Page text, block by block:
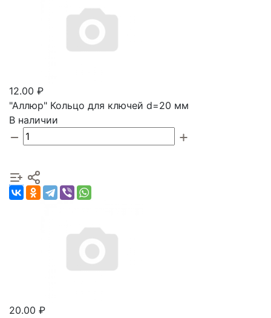
12.00 ₽
"Аллюр" Кольцо для ключей d=20 мм
В наличии
20.00 ₽